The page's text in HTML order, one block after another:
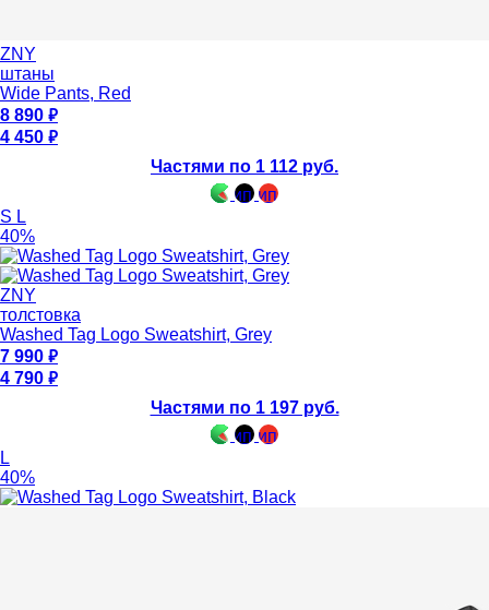
ZNY
штаны
Wide Pants, Red
8 890
4 450
Частями по 1 112 руб.
S L
40%
ZNY
толстовка
Washed Tag Logo Sweatshirt, Grey
7 990
4 790
Частями по 1 197 руб.
L
40%